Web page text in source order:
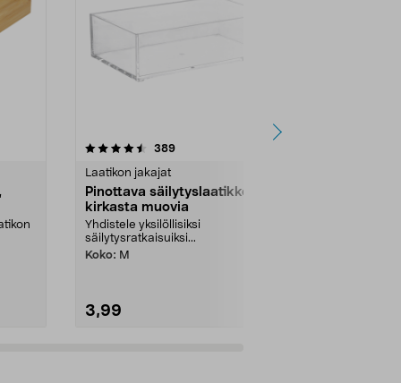
389arvostelut
Laatikon jakajat
Pinottava säilytyslaatikko
kirkasta muovia
Yhdistele yksilöllisiksi
säilytysratkaisuiksi...
Koko: M
3,99
5.0 viidestä